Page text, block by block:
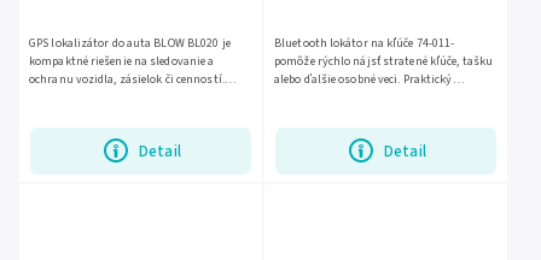
Detail
GPS lokalizátor do auta BLOW BL020 je
kompaktné riešenie na sledovanie a
ochranu vozidla, zásielok či cenností.
Detail
Bluetooth lokátor na kľúče 74-011-
pomôže rýchlo nájsť stratené kľúče, tašku
alebo ďalšie osobné veci. Praktický